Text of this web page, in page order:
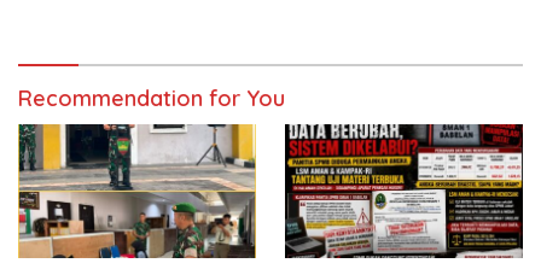
Recommendation for You